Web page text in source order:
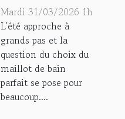
selon sa
morphologie :
conseils et guide
maillot de bain
Mardi 31/03/2026 1h
L'été approche à
grands pas et la
question du choix du
maillot de bain
parfait se pose pour
beaucoup....